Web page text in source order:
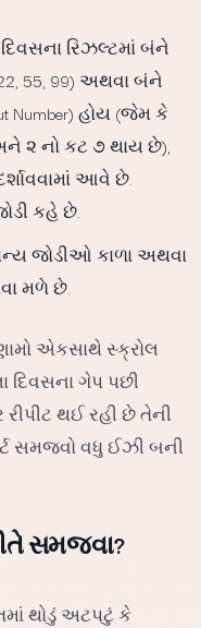
રિઝલ્ટમાં બંને
55, 99) અથવા બંને
હોય (જેમ કે
૨ નો કટ ૭ થાય છે),
આવે છે.
કહે છે.
જોડીઓ કાળા અથવા
મળે છે.
એકસાથે સ્ક્રોલ
દિવસના ગેપ પછી
રીપીટ થઈ રહી છે તેની
સમજવો વધુ ઈઝી બની
સમજવા?
થોડું અટપટું કે